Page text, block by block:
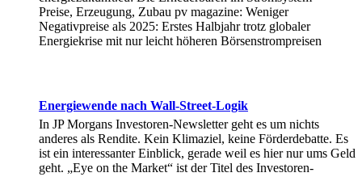
Preise, Erzeugung, Zubau pv magazine: Weniger
Negativpreise als 2025: Erstes Halbjahr trotz globaler
Energiekrise mit nur leicht höheren Börsenstrompreisen
Energiewende nach Wall-Street-Logik
In JP Morgans Investoren-Newsletter geht es um nichts
anderes als Rendite. Kein Klimaziel, keine Förderdebatte. Es
ist ein interessanter Einblick, gerade weil es hier nur ums Geld
geht. „Eye on the Market“ ist der Titel des Investoren-